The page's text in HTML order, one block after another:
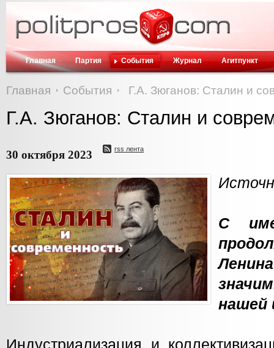
Главная Партия События Журнал Агитпункт
Главная События Г.А. Зюганов: Сталин и
Г.А. Зюганов: Сталин и
30 октября 2023 rss лента
С
нашей
Индустриализация и